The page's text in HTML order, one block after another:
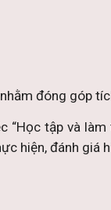
đóng góp
“Học tập và
hiện, đánh giá